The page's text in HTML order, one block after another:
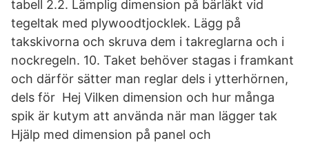
tabell 2.2. Lämplig dimension på bärläkt vid
tegeltak med plywoodtjocklek. Lägg på
takskivorna och skruva dem i takreglarna och i
nockregeln. 10. Taket behöver stagas i framkant
och därför sätter man reglar dels i ytterhörnen,
dels för Hej Vilken dimension och hur många
spik är kutym att använda när man lägger tak
Hjälp med dimension på panel och